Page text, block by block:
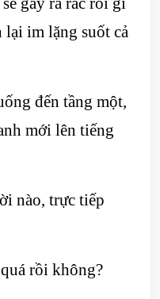
im lặng suốt cả
đến tầng một,
mới lên tiếng
nào, trực tiếp
rồi không?